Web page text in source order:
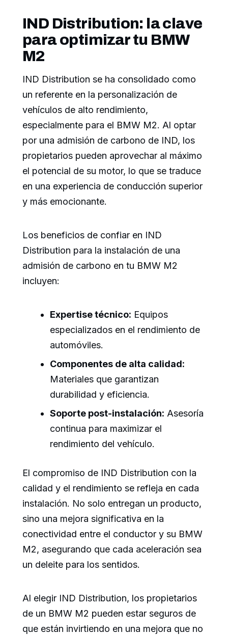
IND Distribution: la clave
para optimizar tu BMW
M2
IND Distribution se ha consolidado como
un referente en la personalización de
vehículos de alto rendimiento,
especialmente para el BMW M2. Al optar
por una admisión de carbono de IND, los
propietarios pueden aprovechar al máximo
el potencial de su motor, lo que se traduce
en una experiencia de conducción superior
y más emocionante.
Los beneficios de confiar en IND
Distribution para la instalación de una
admisión de carbono en tu BMW M2
incluyen:
Expertise técnico: Equipos
especializados en el rendimiento de
automóviles.
Componentes de alta calidad:
Materiales que garantizan
durabilidad y eficiencia.
Soporte post-instalación: Asesoría
continua para maximizar el
rendimiento del vehículo.
El compromiso de IND Distribution con la
calidad y el rendimiento se refleja en cada
instalación. No solo entregan un producto,
sino una mejora significativa en la
conectividad entre el conductor y su BMW
M2, asegurando que cada aceleración sea
un deleite para los sentidos.
Al elegir IND Distribution, los propietarios
de un BMW M2 pueden estar seguros de
que están invirtiendo en una mejora que no